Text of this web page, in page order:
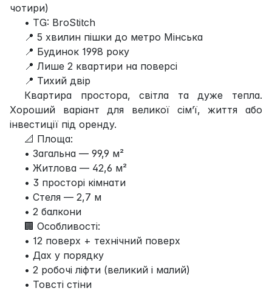
чотири)
• TG: BroStitch
📍 5 хвилин пішки до метро Мінська
📍 Будинок 1998 року
📍 Лише 2 квартири на поверсі
📍 Тихий двір
Квартира простора, світла та дуже тепла.
Хороший варіант для великої сім’ї, життя або
інвестиції під оренду.
📐 Площа:
• Загальна — 99,9 м²
• Житлова — 42,6 м²
• 3 просторі кімнати
• Стеля — 2,7 м
• 2 балкони
🏢 Особливості:
• 12 поверх + технічний поверх
• Дах у порядку
• 2 робочі ліфти (великий і малий)
• Товсті стіни